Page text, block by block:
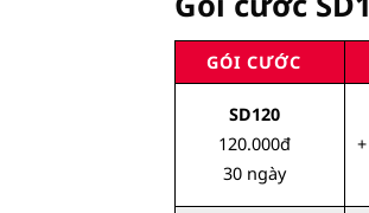
GÓI CƯỚC
SD120
120.000đ
30 ngày